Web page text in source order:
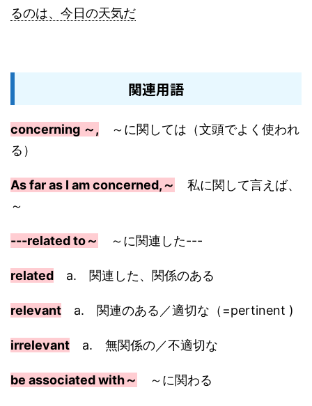
るのは、今日の天気だ
関連用語
concerning ～, ～に関しては（文頭でよく使われ
る）
As far as I am concerned,～
私に関して言えば、
～
---related to～ ～に関連した---
related a. 関連した、関係のある
relevant a. 関連のある／適切な（=pertinent )
irrelevant a. 無関係の／不適切な
be associated with～ ～に関わる